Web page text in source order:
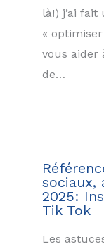
là!) j’ai
«
vous aider
de…
sociaux,
2025:
Tik Tok
Les